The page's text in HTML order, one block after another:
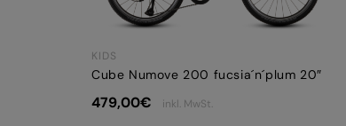
KIDS
Cube Numove 200 fucsia´n´plum 20″
479,00€ inkl. MwSt.